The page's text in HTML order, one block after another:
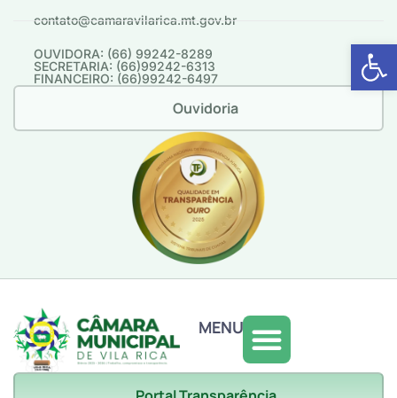
Abrir
contato@camaravilarica.mt.gov.br
OUVIDORA: (66) 99242-8289
SECRETARIA: (66)99242-6313
FINANCEIRO: (66)99242-6497
Ouvidoria
MENU